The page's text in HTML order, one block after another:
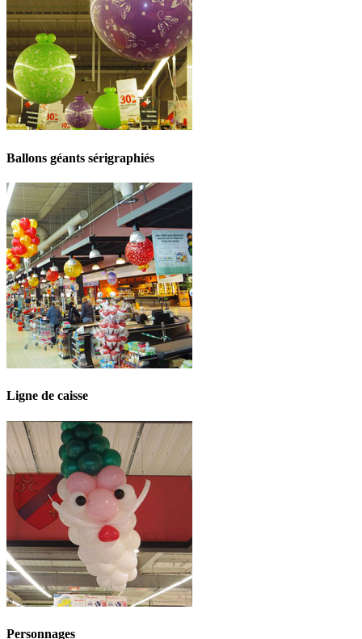
Ballons géants sérigraphiés
Ligne de caisse
Personnages